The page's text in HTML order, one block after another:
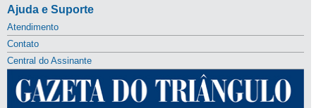
Ajuda e Suporte
Atendimento
Contato
Central do Assinante